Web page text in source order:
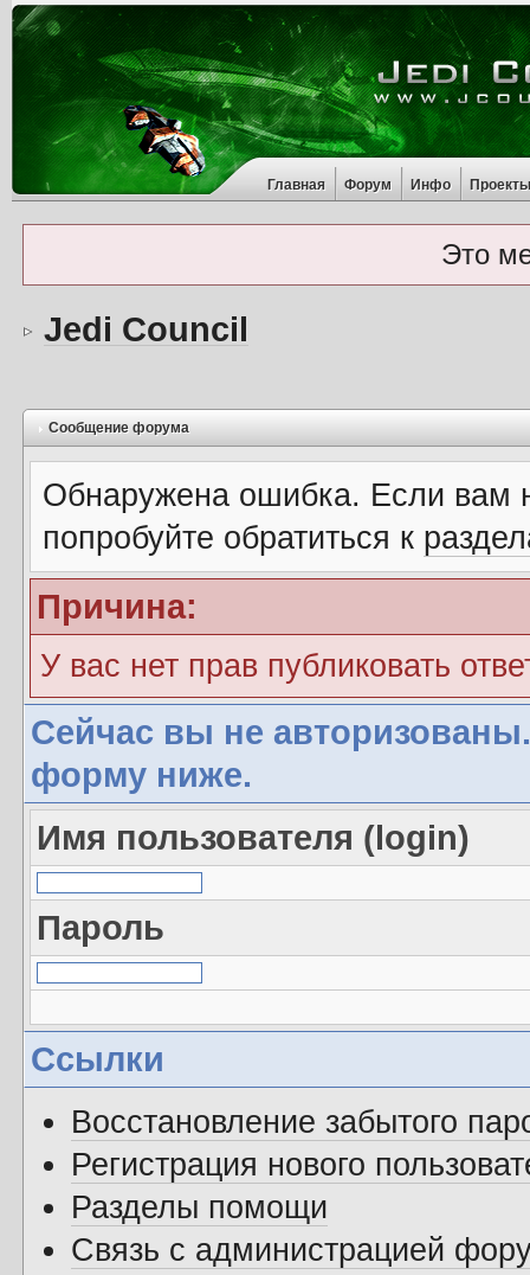
Главная Форум Инфо
Это
Jedi Council
Сообщение форума
Обнаружена ошибка. Если вам
попробуйте обратиться к
Причина:
У вас нет прав публиковать
Сейчас вы не
форму ниже.
Имя пользователя (login)
Пароль
Ссылки
Восстановление забытого
Регистрация нового
Разделы помощи
Связь с администрацией